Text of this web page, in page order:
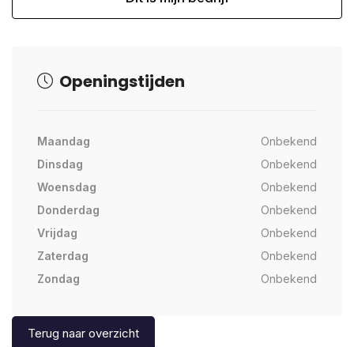
Openingstijden
Maandag
Onbekend
Dinsdag
Onbekend
Woensdag
Onbekend
Donderdag
Onbekend
Vrijdag
Onbekend
Zaterdag
Onbekend
Zondag
Onbekend
Terug naar overzicht